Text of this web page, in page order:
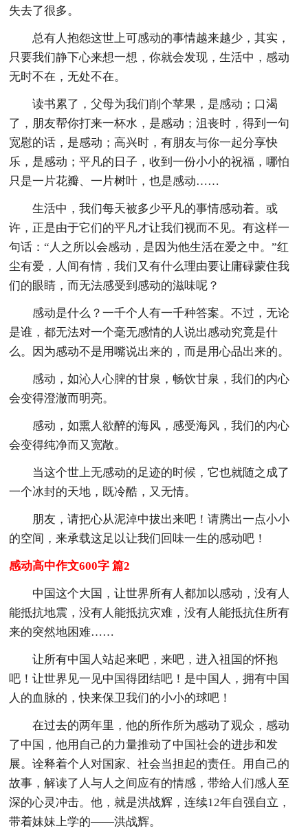
失去了很多。
总有人抱怨这世上可感动的事情越来越少，其实，
只要我们静下心来想一想，你就会发现，生活中，感动
无时不在，无处不在。
读书累了，父母为我们削个苹果，是感动；口渴
了，朋友帮你打来一杯水，是感动；沮丧时，得到一句
宽慰的话，是感动；高兴时，有朋友与你一起分享快
乐，是感动；平凡的日子，收到一份小小的祝福，哪怕
只是一片花瓣、一片树叶，也是感动……
生活中，我们每天被多少平凡的事情感动着。或
许，正是由于它们的平凡才让我们视而不见。有这样一
句话：“人之所以会感动，是因为他生活在爱之中。”红
尘有爱，人间有情，我们又有什么理由要让庸碌蒙住我
们的眼睛，而无法感受到感动的滋味呢？
感动是什么？一千个人有一千种答案。不过，无论
是谁，都无法对一个毫无感情的人说出感动究竟是什
么。因为感动不是用嘴说出来的，而是用心品出来的。
感动，如沁人心脾的甘泉，畅饮甘泉，我们的内心
会变得澄澈而明亮。
感动，如熏人欲醉的海风，感受海风，我们的内心
会变得纯净而又宽敞。
当这个世上无感动的足迹的时候，它也就随之成了
一个冰封的天地，既冷酷，又无情。
朋友，请把心从泥淖中拔出来吧！请腾出一点小小
的空间，来承载这足以让我们回味一生的感动吧！
感动高中作文600字 篇2
中国这个大国，让世界所有人都加以感动，没有人
能抵抗地震，没有人能抵抗灾难，没有人能抵抗住所有
来的突然地困难……
让所有中国人站起来吧，来吧，进入祖国的怀抱
吧！让世界见一见中国得团结吧！是中国人，拥有中国
人的血脉的，快来保卫我们的小小的球吧！
在过去的两年里，他的所作所为感动了观众，感动
了中国，他用自己的力量推动了中国社会的进步和发
展。诠释着个人对国家、社会当担起的责任。用自己的
故事，解读了人与人之间应有的情感，带给人们感人至
深的心灵冲击。他，就是洪战辉，连续12年自强自立，
带着妹妹上学的——洪战辉。